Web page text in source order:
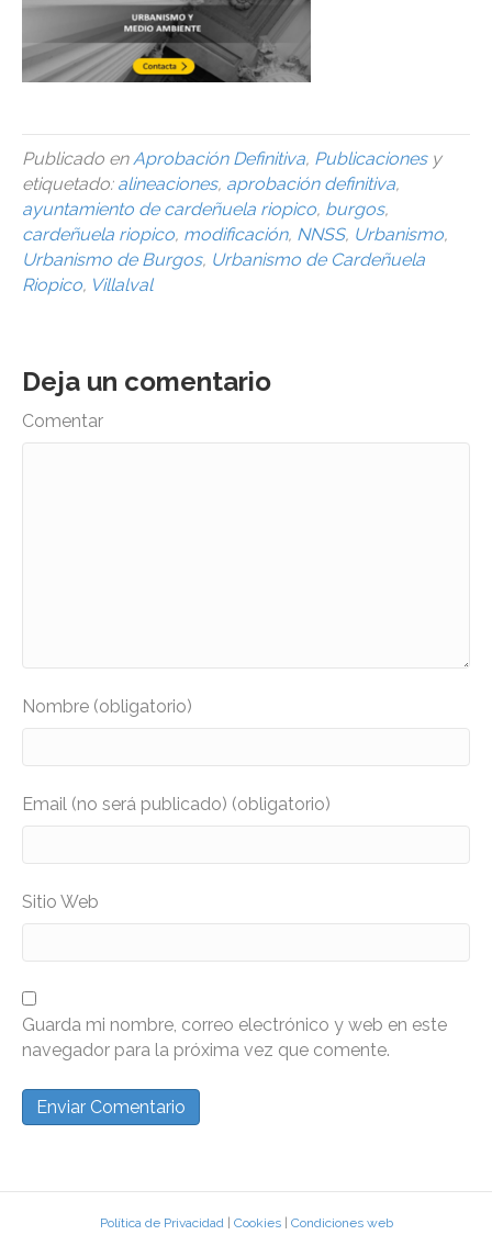
Publicado en Aprobación Definitiva, Publicacionesy
etiquetado: alineaciones, aprobación definitiva,
ayuntamiento de cardeñuela riopico, burgos,
cardeñuela riopico, modificación, NNSS, Urbanismo,
Urbanismo de Burgos, Urbanismo de Cardeñuela
Riopico, Villalval
Deja un comentario
Comentar
Nombre (obligatorio)
Email (no será publicado) (obligatorio)
Sitio Web
Guarda mi nombre, correo electrónico y web en este
navegador para la próxima vez que comente.
Política de Privacidad | Cookies| Condiciones web